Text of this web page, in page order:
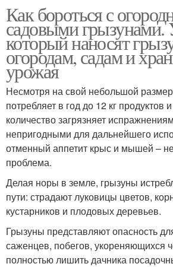
Как бороться с
садовыми грызунами.
который наносят
огородам, садам и
урожая
Несмотря на свой небольшой
потребляет в год до 12 кг
количество загрязняет
непригодными для дальнейшего
отменный аппетит крыс и мышей –
проблема.
Делая норы в земле, грызуны
пути: страдают луковицы цветов,
кустарников и плодовых деревьев.
Грызуны представляют опасность
саженцев, побегов, укореняющихся
полностью лишить дачника